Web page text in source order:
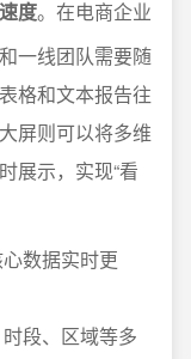
度。在电商企业
一线团队需要随
格和文本报告往
屏则可以将多维
展示，实现“看
数据实时更
段、区域等多